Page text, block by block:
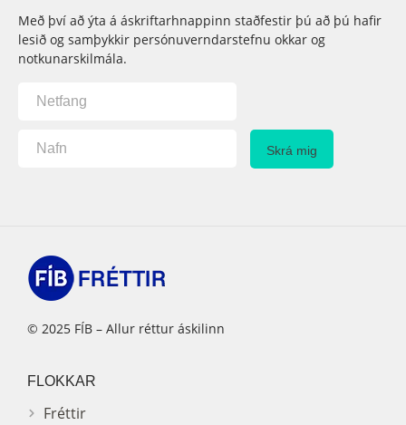
Með því að ýta á áskriftarhnappinn staðfestir þú að þú hafir
lesið og samþykkir persónuverndarstefnu okkar og
notkunarskilmála.
© 2025 FÍB – Allur réttur áskilinn
FLOKKAR
Fréttir